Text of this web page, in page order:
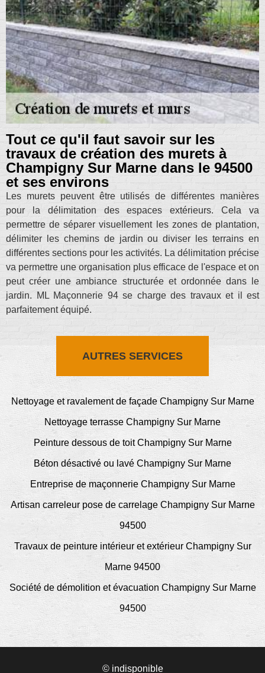
Tout ce qu'il faut savoir sur les
travaux de création des murets à
Champigny Sur Marne dans le 94500
et ses environs
Les murets peuvent être utilisés de différentes manières
pour la délimitation des espaces extérieurs. Cela va
permettre de séparer visuellement les zones de plantation,
délimiter les chemins de jardin ou diviser les terrains en
différentes sections pour les activités. La délimitation précise
va permettre une organisation plus efficace de l'espace et on
peut créer une ambiance structurée et ordonnée dans le
jardin. ML Maçonnerie 94 se charge des travaux et il est
parfaitement équipé.
AUTRES SERVICES
Nettoyage et ravalement de façade Champigny Sur Marne
Nettoyage terrasse Champigny Sur Marne
Peinture dessous de toit Champigny Sur Marne
Béton désactivé ou lavé Champigny Sur Marne
Entreprise de maçonnerie Champigny Sur Marne
Artisan carreleur pose de carrelage Champigny Sur Marne
94500
Travaux de peinture intérieur et extérieur Champigny Sur
Marne 94500
Société de démolition et évacuation Champigny Sur Marne
94500
© indisponible